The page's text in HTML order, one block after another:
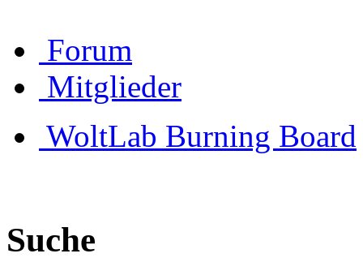
Forum
Mitglieder
WoltLab Burning Board
Suche